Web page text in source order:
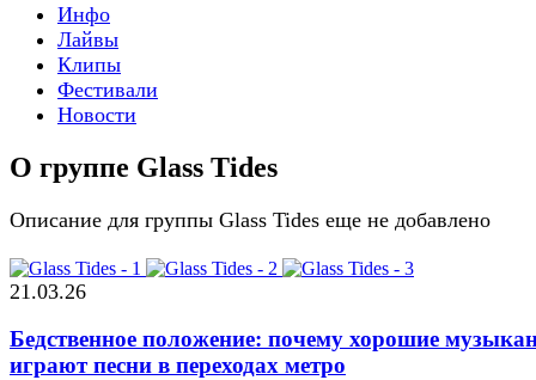
Инфо
Лайвы
Клипы
Фестивали
Новости
О группе Glass Tides
Описание для группы Glass Tides еще не добавлено
21.03.26
Бедственное положение: почему хорошие
играют песни в переходах метро